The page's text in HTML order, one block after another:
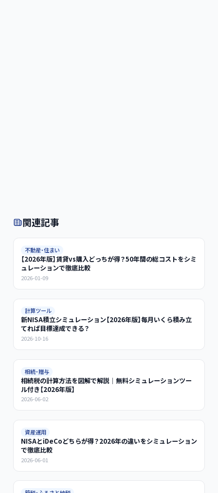
関連記事
不動産・住まい
【2026年版】賃貸vs購入どっちが得？50年間の総コストをシミ
ュレーションで徹底比較
2026-01-09
計算ツール
新NISA積立シミュレーション【2026年版】毎月いくら積み立
てれば目標達成できる？
2026-10-16
相続・贈与
相続税の計算方法を図解で解説｜無料シミュレーションツー
ル付き【2026年版】
2026-06-02
資産運用
NISAとiDeCoどちらが得？2026年の違いをシミュレーション
で徹底比較
2026-06-01